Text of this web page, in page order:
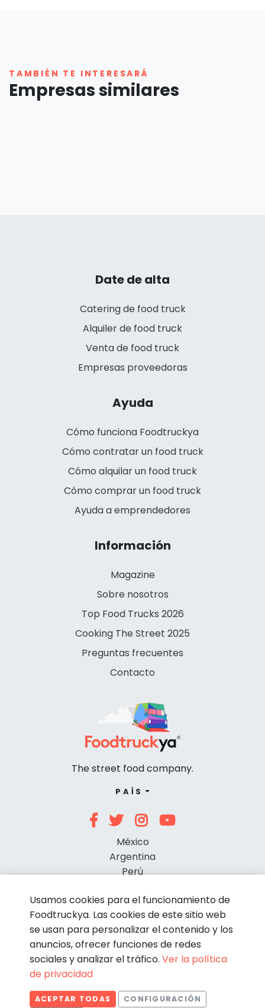
TAMBIÉN TE INTERESARÁ
Empresas similares
Date de alta
Catering de food truck
Alquiler de food truck
Venta de food truck
Empresas proveedoras
Ayuda
Cómo funciona Foodtruckya
Cómo contratar un food truck
Cómo alquilar un food truck
Cómo comprar un food truck
Ayuda a emprendedores
Información
Magazine
Sobre nosotros
Top Food Trucks 2026
Cooking The Street 2025
Preguntas frecuentes
Contacto
The street food company.
PAÍS
México
Argentina
Perú
© Foodtruckya 2026
Condiciones de contratación Política de privacidad
Usamos cookies para el funcionamiento de
Foodtruckya. Las cookies de este sitio web
se usan para personalizar el contenido y los
anuncios, ofrecer funciones de redes
sociales y analizar el tráfico. Ver la política
de privacidad
ACEPTAR TODAS CONFIGURACIÓN